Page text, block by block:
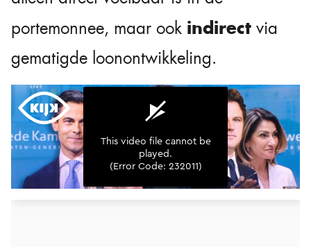
portemonnee, maar ook indirect via
gematigde loonontwikkeling.